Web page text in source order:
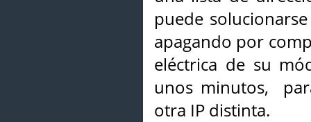
puede
apagando por
eléctrica de su
unos minutos,
otra IP distinta.